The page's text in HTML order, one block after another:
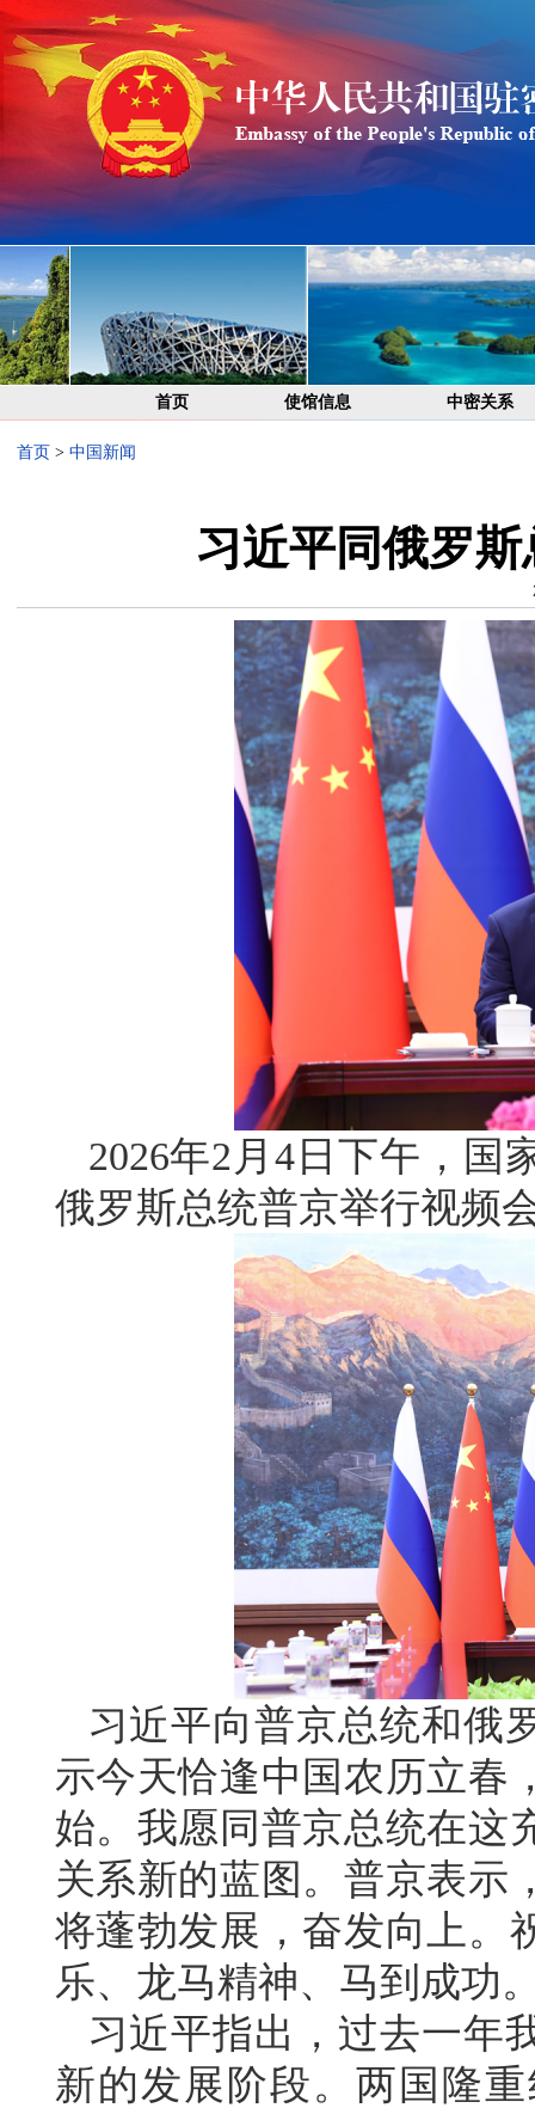
首页 使馆信息 中密关系
首页 > 中国新闻
习近平同俄罗
2026年2月4日下午，国
俄罗斯总统普京举行视频
习近平向普京总统和俄
示今天恰逢中国农历立春
始。我愿同普京总统在这
关系新的蓝图。普京表示
将蓬勃发展，奋发向上。
乐、龙马精神、马到成功
习近平指出，过去一年
新的发展阶段。两国隆